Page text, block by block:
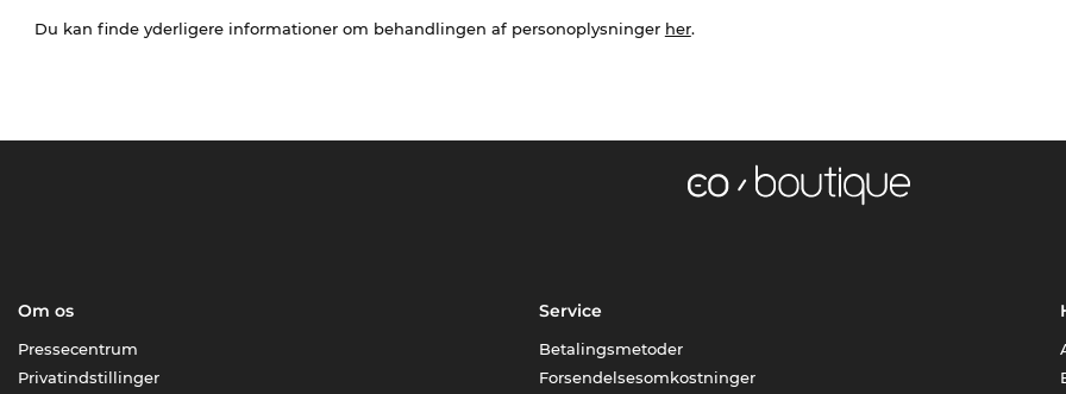
Du kan finde yderligere informationer om behandlingen af personoplysninger her.
Om os
Pressecentrum
Privatindstillinger
Service
Betalingsmetoder
Forsendelsesomkostninger